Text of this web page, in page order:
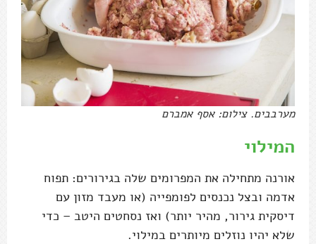
מערבבים. צילום: אסף אמברם
המילוי
אורנה מתחילה את המפרומים שלה בגירורים: תפוח
אדמה ובצל נכנסים לפומפייה (או מעבד מזון עם
דיסקית גירור, מהיר יותר) ואז נסחטים היטב – כדי
שלא יהיו נוזלים מיותרים במילוי.